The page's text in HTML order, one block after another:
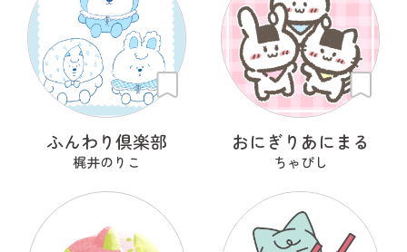
ふんわり倶楽部
梶井のりこ
おにぎりあにまる
ちゃぴし